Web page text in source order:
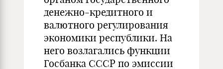
денежно-кредитного и
валютного регулирования
экономики республики. На
него возлагались функции
Госбанка СССР по эмиссии